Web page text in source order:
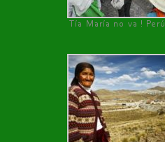
Tía María no va ! Perú